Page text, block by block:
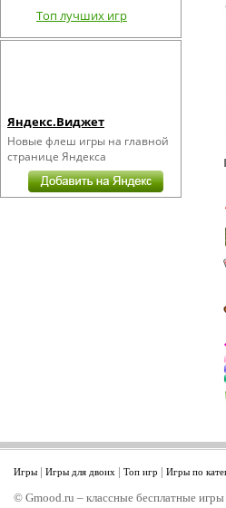
Топ лучших игр
Яндекс.Виджет
Новые флеш игры на главной
странице Яндекса
Игры | Игры для двоих | Топ игр | Игры по
© Gmood.ru – классные бесплатные